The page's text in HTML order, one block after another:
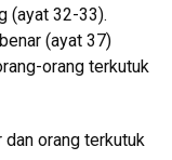
(ayat 32-33).
(ayat 37)
orang terkutuk
orang terkutuk